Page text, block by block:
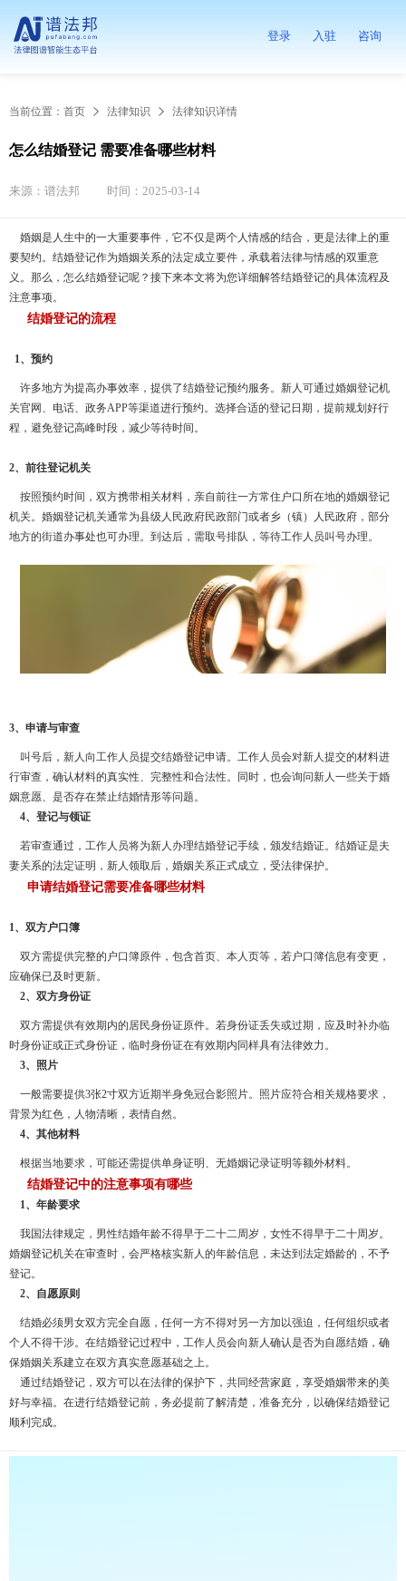
登录 入驻 咨询
当前位置： 首页 法律知识 法律知识详情
怎么结婚登记 需要准备哪些材料
来源：谱法邦 时间：2025-03-14
婚姻是人生中的一大重要事件，它不仅是两个人情感的结合，更是法律上的重
要契约。结婚登记作为婚姻关系的法定成立要件，承载着法律与情感的双重意
义。那么，怎么结婚登记呢？接下来本文将为您详细解答结婚登记的具体流程及
注意事项。
结婚登记的流程
1、预约
许多地方为提高办事效率，提供了结婚登记预约服务。新人可通过婚姻登记机
关官网、电话、政务APP等渠道进行预约。选择合适的登记日期，提前规划好行
程，避免登记高峰时段，减少等待时间。
2、前往登记机关
按照预约时间，双方携带相关材料，亲自前往一方常住户口所在地的婚姻登记
机关。婚姻登记机关通常为县级人民政府民政部门或者乡（镇）人民政府，部分
地方的街道办事处也可办理。到达后，需取号排队，等待工作人员叫号办理。
3、申请与审查
叫号后，新人向工作人员提交结婚登记申请。工作人员会对新人提交的材料进
行审查，确认材料的真实性、完整性和合法性。同时，也会询问新人一些关于婚
姻意愿、是否存在禁止结婚情形等问题。
4、登记与领证
若审查通过，工作人员将为新人办理结婚登记手续，颁发结婚证。结婚证是夫
妻关系的法定证明，新人领取后，婚姻关系正式成立，受法律保护。
申请结婚登记需要准备哪些材料
1、双方户口簿
双方需提供完整的户口簿原件，包含首页、本人页等，若户口簿信息有变更，
应确保已及时更新。
2、双方身份证
双方需提供有效期内的居民身份证原件。若身份证丢失或过期，应及时补办临
时身份证或正式身份证，临时身份证在有效期内同样具有法律效力。
3、照片
一般需要提供3张2寸双方近期半身免冠合影照片。照片应符合相关规格要求，
背景为红色，人物清晰，表情自然。
4、其他材料
根据当地要求，可能还需提供单身证明、无婚姻记录证明等额外材料。
结婚登记中的注意事项有哪些
1、年龄要求
我国法律规定，男性结婚年龄不得早于二十二周岁，女性不得早于二十周岁。
婚姻登记机关在审查时，会严格核实新人的年龄信息，未达到法定婚龄的，不予
登记。
2、自愿原则
结婚必须男女双方完全自愿，任何一方不得对另一方加以强迫，任何组织或者
个人不得干涉。在结婚登记过程中，工作人员会向新人确认是否为自愿结婚，确
保婚姻关系建立在双方真实意愿基础之上。
通过结婚登记，双方可以在法律的保护下，共同经营家庭，享受婚姻带来的美
好与幸福。在进行结婚登记前，务必提前了解清楚，准备充分，以确保结婚登记
顺利完成。